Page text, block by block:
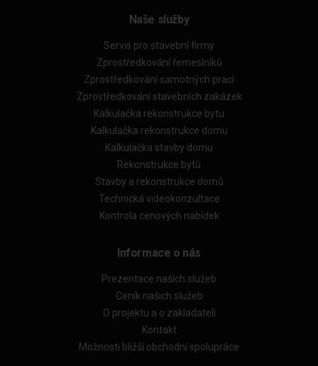
Naše služby
Servis pro stavební firmy
Zprostředkování řemeslníků
Zprostředkování samotných prací
Zprostředkování stavebních zakázek
Kalkulačka rekonstrukce bytu
Kalkulačka rekonstrukce domu
Kalkulačka stavby domu
Rekonstrukce bytů
Stavby a rekonstrukce domů
Technická videokonzultace
Kontrola cenových nabídek
Informace o nás
Prezentace našich služeb
Ceník našich služeb
O projektu a o zakladateli
Kontakt
Možnosti bližší obchodní spolupráce